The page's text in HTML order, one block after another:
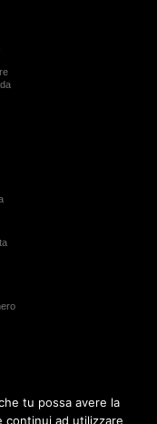
tu possa avere la
continui ad utilizzare